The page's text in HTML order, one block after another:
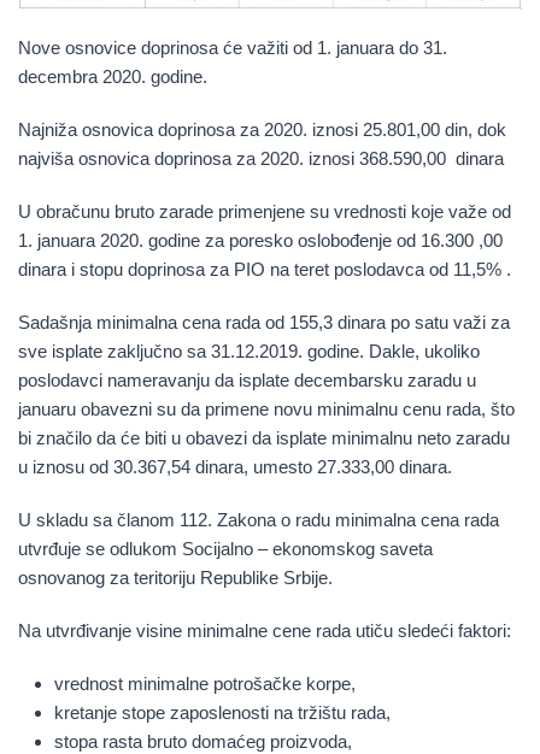
Nove osnovice doprinosa će važiti od 1. januara do 31.
decembra 2020. godine.
Najniža osnovica doprinosa za 2020. iznosi 25.801,00 din, dok
najviša osnovica doprinosa za 2020. iznosi 368.590,00 dinara
U obračunu bruto zarade primenjene su vrednosti koje važe od
1. januara 2020. godine za poresko oslobođenje od 16.300 ,00
dinara i stopu doprinosa za PIO na teret poslodavca od 11,5% .
Sadašnja minimalna cena rada od 155,3 dinarapo satu važi za
sve isplate zaključno sa 31.12.2019. godine. Dakle, ukoliko
poslodavci nameravanju da isplate decembarsku zaradu u
januaru obavezni su da primene novu minimalnu cenu rada, što
bi značilo da će biti u obavezi da isplate minimalnu neto zaradu
u iznosu od 30.367,54 dinara, umesto 27.333,00 dinara.
U skladu sa članom 112. Zakona o radu minimalna cena rada
utvrđuje se odlukom Socijalno – ekonomskog saveta
osnovanog za teritoriju Republike Srbije.
Na utvrđivanje visine minimalne cene rada utiču sledeći faktori:
vrednost minimalne potrošačke korpe,
kretanje stope zaposlenosti na tržištu rada,
stopa rasta bruto domaćeg proizvoda,